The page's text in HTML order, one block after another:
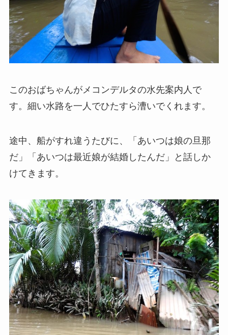
このおばちゃんがメコンデルタの水先案内人で
す。細い水路を一人でひたすら漕いでくれます。
途中、船がすれ違うたびに、「あいつは娘の旦那
だ」「あいつは最近娘が結婚したんだ」と話しか
けてきます。